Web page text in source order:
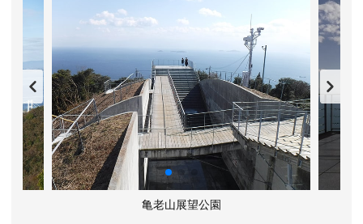
みの洋館は、当時最高の社交の場として各界名士が
集まり、皇族方がご来県の際は、必ず立ち寄られたそ
うです。また、裕仁親王（後の昭和天皇）の松山訪問
に合わせ、完成を急がせたとも伝えられています。
戦禍を免れ、建築当時の様子をそのまま残す貴重な
建築物として、昭和６０年（１９８５年）に愛媛県指
定有形文化財となり、平成２３年（２０１１年）には
萬翠荘本館と管理人舎の２棟が、国重要文化財に指
定されました。
建築そのものも美術品ですが、現在は絵画、掛け軸、
伝統芸術品、各種イベント、個展を随時行なっていま
亀老山展望公園